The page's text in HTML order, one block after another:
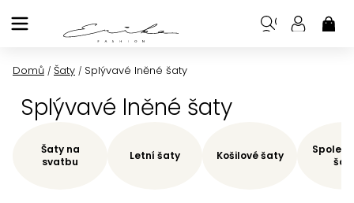
na
Domů / Šaty / Splývavé lněné šaty
Splývavé lněné šaty
Šaty na
svatbu
Letní šaty Košilové šaty